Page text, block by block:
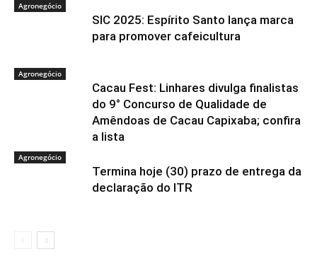
Agronegócio
SIC 2025: Espírito Santo lança marca
para promover cafeicultura
Agronegócio
Cacau Fest: Linhares divulga finalistas
do 9° Concurso de Qualidade de
Amêndoas de Cacau Capixaba; confira
a lista
Agronegócio
Termina hoje (30) prazo de entrega da
declaração do ITR